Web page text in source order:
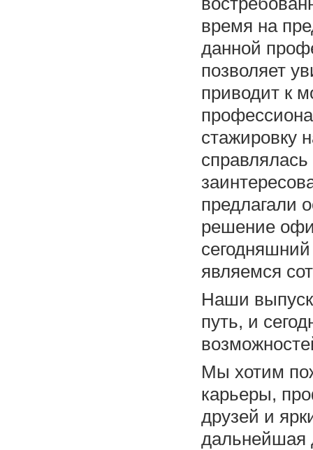
время на
данной
позволяет
приводит к
стажировку
предлагали
решение
являемся
Наши
путь, и
Мы хотим
карьеры,
друзей и
дальнейшая